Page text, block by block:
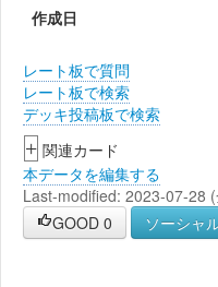
作成日
レート板で質問
レート板で検索
デッキ投稿板で検索
+ 関連カード
本データを編集する
Last-modified: 2023-07-28
GOOD 0 ソーシャ